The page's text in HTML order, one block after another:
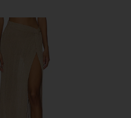
OF GOLD スカート